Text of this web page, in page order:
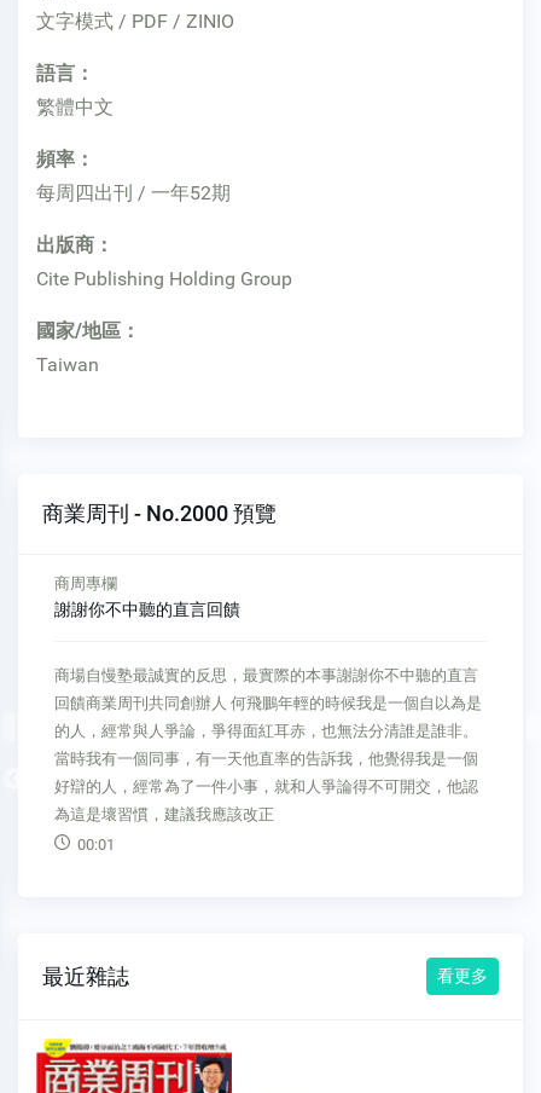
文字模式 / PDF / ZINIO
語言：
繁體中文
頻率：
每周四出刊 / 一年52期
出版商：
Cite Publishing Holding Group
國家/地區：
Taiwan
商業周刊 - No.2000 預覽
Previous
商周專欄
謝謝你不中聽的直言回饋
商場自慢塾最誠實的反思，最實際的本事謝謝你不中聽的直言
回饋商業周刊共同創辦人 何飛鵬年輕的時候我是一個自以為是
的人，經常與人爭論，爭得面紅耳赤，也無法分清誰是誰非。
當時我有一個同事，有一天他直率的告訴我，他覺得我是一個
好辯的人，經常為了一件小事，就和人爭論得不可開交，他認
為這是壞習慣，建議我應該改正
00:01
最近雜誌 看更多